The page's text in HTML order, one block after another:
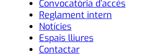
Convocatòria d’accés
Reglament intern
Notícies
Espais lliures
Contactar